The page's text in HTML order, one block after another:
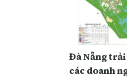
Đà Nẵng
các doanh